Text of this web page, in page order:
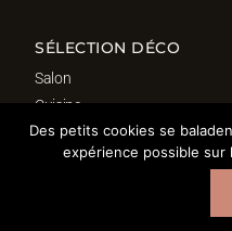
SÉLECTION DÉCO
Salon
Cuisine
Salle de bain
Chambre
Des petits cookies se
expérience possible sur